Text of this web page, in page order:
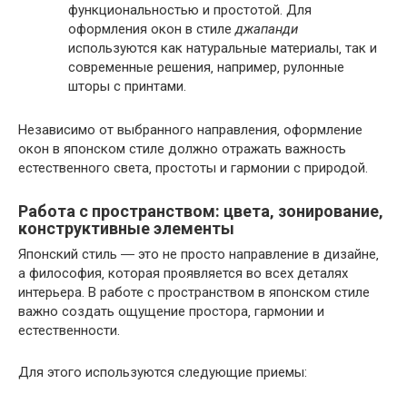
функциональностью и простотой. Для
оформления окон в стиледжапанди
используются как натуральные материалы‚ так и
современные решения‚ например‚ рулонные
шторы с принтами.
Независимо от выбранного направления‚ оформление
окон в японском стиле должно отражать важность
естественного света‚ простоты и гармонии с природой.
Работа с пространством: цвета‚ зонирование‚
конструктивные элементы
Японский стиль ― это не просто направление в дизайне‚
а философия‚ которая проявляется во всех деталях
интерьера. В работе с пространством в японском стиле
важно создать ощущение простора‚ гармонии и
естественности.
Для этого используются следующие приемы: